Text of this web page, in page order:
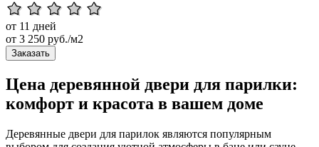
от 11 дней
от 3 250 руб./м2
Заказать
Цена деревянной двери для парилки:
комфорт и красота в вашем доме
Деревянные двери для парилок являются популярным